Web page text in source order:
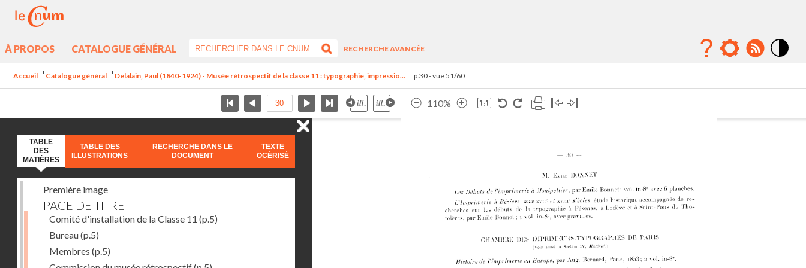
À PROPOS CATALOGUE GÉNÉRAL
RECHERCHE AVANCÉE
Accueil Catalogue général Delalain, Paul (1840-1924) - Musée rétrospectif de la classe 11 : typographie, impressio... p.30 - vue 51/60
110%
TABLE
DES
MATIÈRES
TABLE DES
ILLUSTRATIONS
RECHERCHE DANS LE
DOCUMENT
TEXTE
OCÉRISÉ
Première image
PAGE DE TITRE
Comité d'installation de la Classe 11 (p.5)
Bureau(p.5)
Membres (p.5)